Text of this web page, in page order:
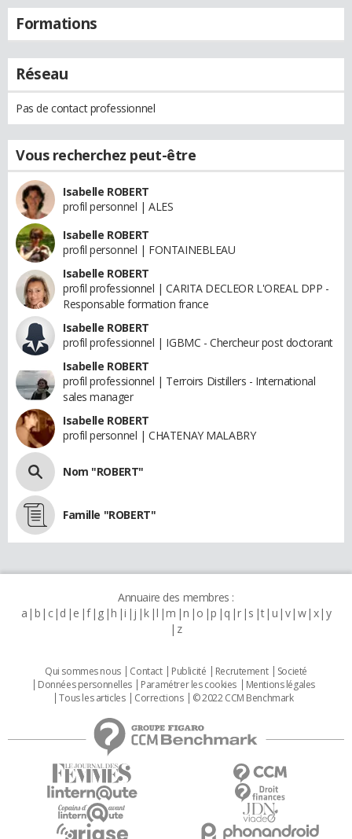
Formations
Réseau
Pas de contact professionnel
Vous recherchez peut-être
Isabelle ROBERT
profil personnel | ALES
Isabelle ROBERT
profil personnel | FONTAINEBLEAU
Isabelle ROBERT
profil professionnel | CARITA DECLEOR L'OREAL DPP -
Responsable formation france
Isabelle ROBERT
profil professionnel | IGBMC - Chercheur post doctorant
Isabelle ROBERT
profil professionnel | Terroirs Distillers - International
sales manager
Isabelle ROBERT
profil personnel | CHATENAY MALABRY
Nom "ROBERT"
Famille "ROBERT"
Annuaire des membres :
a b c d e f g h i j k l m n o p q r s t u v w x y
z
Qui sommes nous Contact Publicité Recrutement
Societé
Données personnelles
Paramétrer les cookies
Mentions légales
Tous les articles
Corrections © 2022 CCM Benchmark